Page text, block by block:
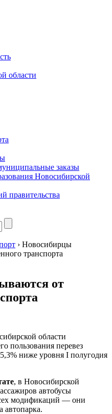
области
заказы
Новосибирской
правительства
› Новосибирцы
транспорта
от
области
пользования перевез
ниже уровня I полугодия
, в Новосибирской
автобусы
модификаций — они
автопарка.